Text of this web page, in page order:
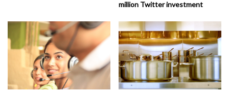
million Twitter investment